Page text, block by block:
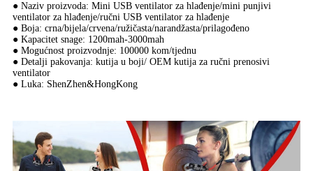
● Naziv proizvoda: Mini USB ventilator za hlađenje/mini punjivi
ventilator za hlađenje/ručni USB ventilator za hlađenje
● Boja: crna/bijela/crvena/ružičasta/narandžasta/prilagođeno
● Kapacitet snage: 1200mah-3000mah
● Mogućnost proizvodnje: 100000 kom/tjednu
● Detalji pakovanja: kutija u boji/ OEM kutija za ručni prenosivi
ventilator
● Luka: ShenZhen&HongKong